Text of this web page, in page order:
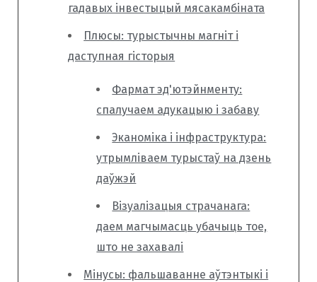
гадавых інвестыцый мясакамбіната
Плюсы: турыстычны магніт і
даступная гісторыя
Фармат эд'ютэйнменту:
спалучаем адукацыю і забаву
Эканоміка і інфраструктура:
утрымліваем турыстаў на дзень
даўжэй
Візуалізацыя страчанага:
даем магчымасць убачыць тое,
што не захавалі
Мінусы: фальшаванне аўтэнтыкі і